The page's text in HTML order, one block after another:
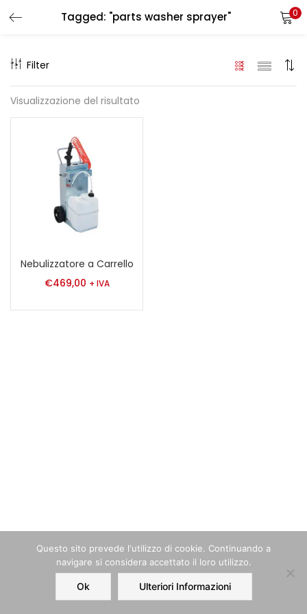
Tagged: "parts washer sprayer" 0
Home Order Account
Filter
Visualizzazione del risultato
Nebulizzatore a Carrello
€469,00 + IVA
LOGIN REGISTER
Enter your username and password to login.
Remember me
Questo sito prevede l‘utilizzo di cookie. Continuando a
navigare si considera accettato il loro utilizzo.
Ok Ulteriori Informazioni